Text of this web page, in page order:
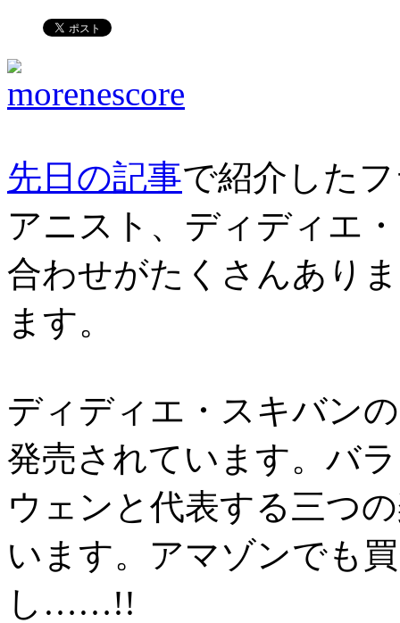
先日の記事で紹介した
アニスト、ディディエ
合わせがたくさんあり
ます。
ディディエ・スキバン
発売されています。バ
ウェンと代表する三つ
います。アマゾンでも
し……!!